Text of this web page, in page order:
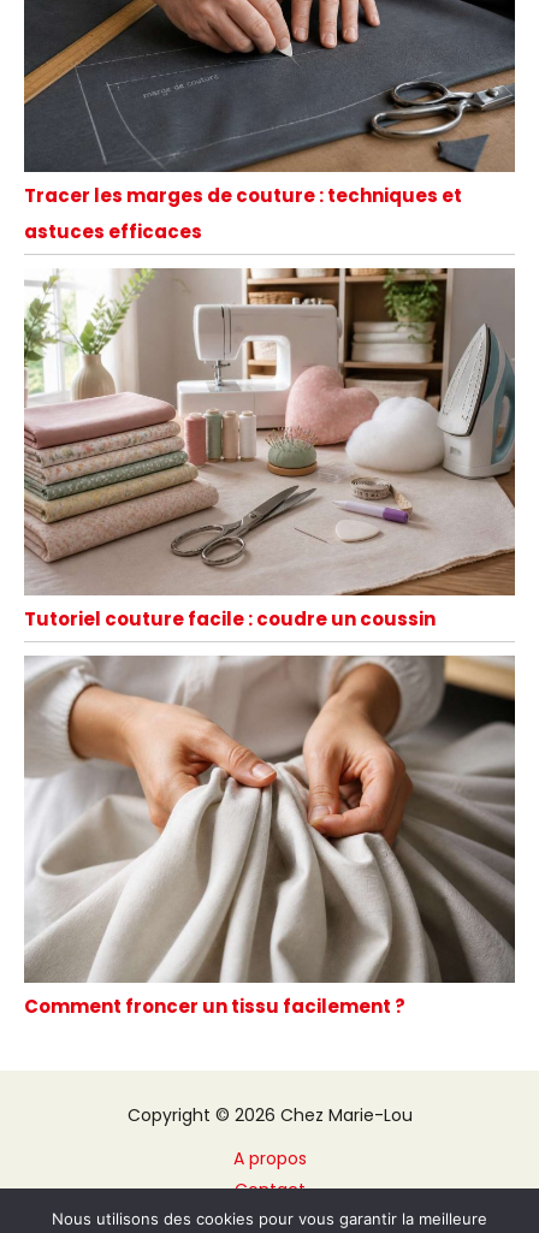
Tracer les marges de couture : techniques et
astuces efficaces
Tutoriel couture facile : coudre un coussin
Comment froncer un tissu facilement ?
Copyright © 2026 Chez Marie-Lou
A propos
Contact
Plan du site
Nous utilisons des cookies pour vous garantir la meilleure